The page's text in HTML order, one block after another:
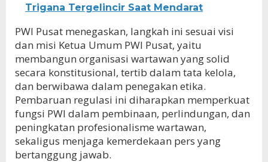
Trigana Tergelincir Saat Mendarat
PWI Pusat menegaskan, langkah ini sesuai visi
dan misi Ketua Umum PWI Pusat, yaitu
membangun organisasi wartawan yang solid
secara konstitusional, tertib dalam tata kelola,
dan berwibawa dalam penegakan etika.
Pembaruan regulasi ini diharapkan memperkuat
fungsi PWI dalam pembinaan, perlindungan, dan
peningkatan profesionalisme wartawan,
sekaligus menjaga kemerdekaan pers yang
bertanggung jawab.